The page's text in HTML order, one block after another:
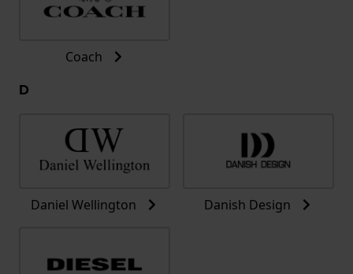
Coach
D
Daniel Wellington Danish Design